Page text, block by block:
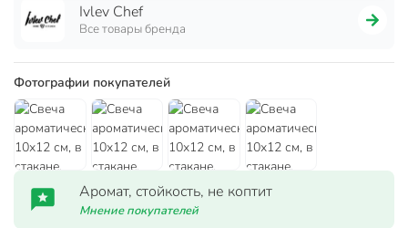
Ivlev Chef
Все товары бренда
Фотографии покупателей
Аромат, стойкость, не коптит
Мнение покупателей